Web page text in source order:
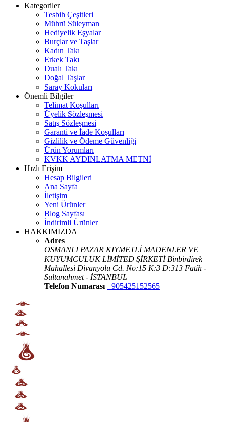
Kategoriler
Tesbih Çeşitleri
Mührü Süleyman
Hediyelik Eşyalar
Burçlar ve Taşlar
Kadın Takı
Erkek Takı
Dualı Takı
Doğal Taşlar
Saray Kokuları
Önemli Bilgiler
Telimat Koşulları
Üyelik Sözleşmesi
Satış Sözleşmesi
Garanti ve İade Koşulları
Gizlilik ve Ödeme Güvenliği
Ürün Yorumları
KVKK AYDINLATMA METNİ
Hızlı Erişim
Hesap Bilgileri
Ana Sayfa
İletişim
Yeni Ürünler
Blog Sayfası
İndirimli Ürünler
HAKKIMIZDA
Adres
OSMANLI PAZAR KIYMETLİ MADENLER VE
KUYUMCULUK LİMİTED ŞİRKETİ Binbirdirek
Mahallesi Divanyolu Cd. No:15 K:3 D:313 Fatih -
Sultanahmet - İSTANBUL
Telefon Numarası +905425152565